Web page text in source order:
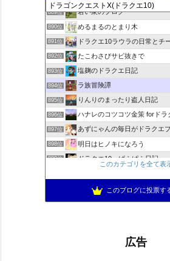
889位 若い衆のブログ
890位 めるまるのとまり木
891位 ドラクエ10ラウラの日常とチ
892位 たこわさびサビ抜きで
893位 塩麹のドラクエ日記
894位 ラ族冒険譚
895位 りんりのまったり盗人日記
896位 ハナレのコツコツ金策 forドラ
897位 あずにゃんの毎日がドラクエ
898位 明日はヒノキになろう
899位 ドラクエ10 ぱふぱふ日記
Run Run♪ ☆Slime★ 〜ドラクエ
ゆるふわエル子になりたくて(
このカテゴリを全て表
このブログに投票す
広告